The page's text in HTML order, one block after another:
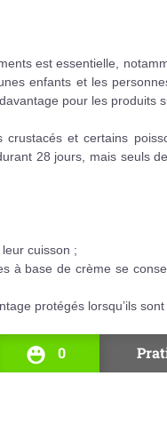
est essentielle,
enfants et les
pour les produits
et certains
28 jours, mais seuls
cuisson ;
à base de crème se
protégés lorsqu’ils
0